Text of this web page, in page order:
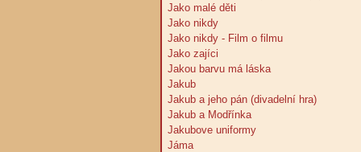
Jako malé děti
Jako nikdy
Jako nikdy - Film o filmu
Jako zajíci
Jakou barvu má láska
Jakub
Jakub a jeho pán (divadelní hra)
Jakub a Modřínka
Jakubove uniformy
Jáma